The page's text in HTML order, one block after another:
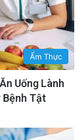
Ẩm Thực
Uống Lành
Bệnh Tật